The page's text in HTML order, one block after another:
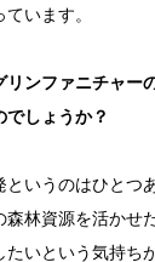
います。
ンファニチャー
でしょうか？
というのはひとつ
林資源を活かせ
いという気持ち